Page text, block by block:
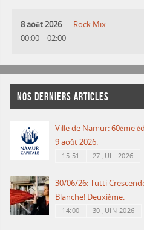
8 août 2026
00:00– 02:00
Rock Mix
NOS DERNIERS ARTICLES
Ville de Namur: 60ème
9 août 2026.
15:51 27 JUIL 2026
30/06/26: Tutti
Blanche! Deuxième.
14:00 30 JUIN 2026